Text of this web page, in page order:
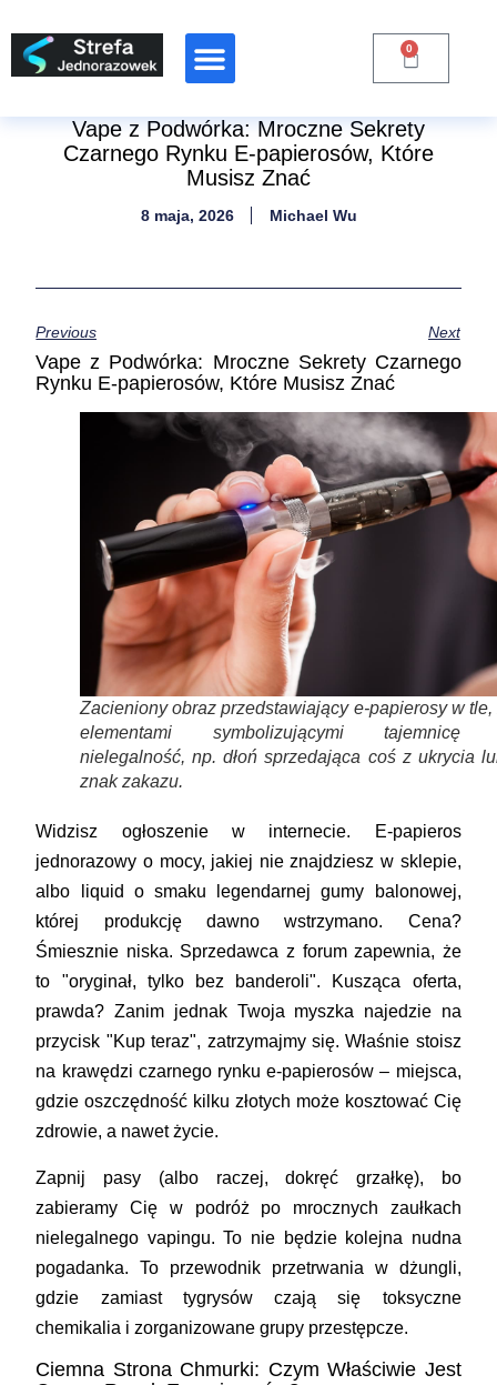
0
Vape z Podwórka: Mroczne Sekrety
Czarnego Rynku E-papierosów, Które
Musisz Znać
8 maja, 2026 Michael Wu
Previous Next
Vape z Podwórka: Mroczne Sekrety Czarnego
Rynku E-papierosów, Które Musisz Znać
Zacieniony obraz przedstawiający e-papierosy w tle,
elementami symbolizującymi tajemnicę
nielegalność, np. dłoń sprzedająca coś z ukrycia
znak zakazu.
Widzisz ogłoszenie w internecie. E-papieros
jednorazowy o mocy, jakiej nie znajdziesz w sklepie,
albo liquid o smaku legendarnej gumy balonowej,
której produkcję dawno wstrzymano. Cena?
Śmiesznie niska. Sprzedawca z forum zapewnia, że
to "oryginał, tylko bez banderoli". Kusząca oferta,
prawda? Zanim jednak Twoja myszka najedzie na
przycisk "Kup teraz", zatrzymajmy się. Właśnie stoisz
na krawędzi czarnego rynku e-papierosów – miejsca,
gdzie oszczędność kilku złotych może kosztować Cię
zdrowie, a nawet życie.
Zapnij pasy (albo raczej, dokręć grzałkę), bo
zabieramy Cię w podróż po mrocznych zaułkach
nielegalnego vapingu. To nie będzie kolejna nudna
pogadanka. To przewodnik przetrwania w dżungli,
gdzie zamiast tygrysów czają się toksyczne
chemikalia i zorganizowane grupy przestępcze.
Ciemna Strona Chmurki: Czym Właściwie Jest